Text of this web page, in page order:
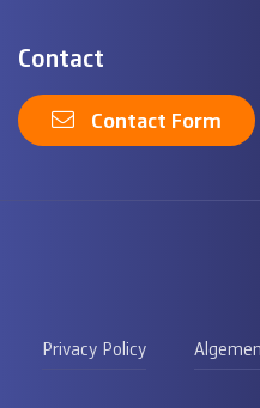
Contact
Contact Form
Privacy Policy